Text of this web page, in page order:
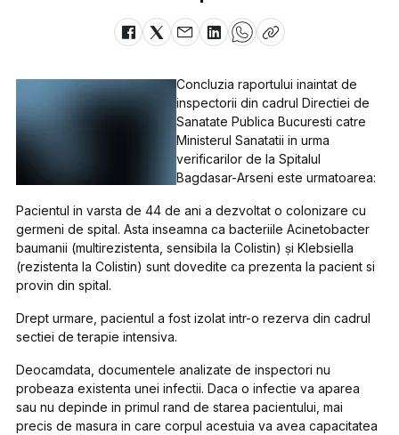
Concluzia raportului inaintat de
inspectorii din cadrul Directiei de
Sanatate Publica Bucuresti catre
Ministerul Sanatatii in urma
verificarilor de la Spitalul
Bagdasar-Arseni este urmatoarea:
Pacientul in varsta de 44 de ani a dezvoltat o colonizare cu
germeni de spital. Asta inseamna ca bacteriile Acinetobacter
baumanii (multirezistenta, sensibila la Colistin) și Klebsiella
(rezistenta la Colistin) sunt dovedite ca prezenta la pacient si
provin din spital.
Drept urmare, pacientul a fost izolat intr-o rezerva din cadrul
sectiei de terapie intensiva.
Deocamdata, documentele analizate de inspectori nu
probeaza existenta unei infectii. Daca o infectie va aparea
sau nu depinde in primul rand de starea pacientului, mai
precis de masura in care corpul acestuia va avea capacitatea